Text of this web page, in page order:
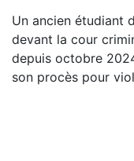
Un ancien étudiant
devant la cour
depuis octobre
son procès pour